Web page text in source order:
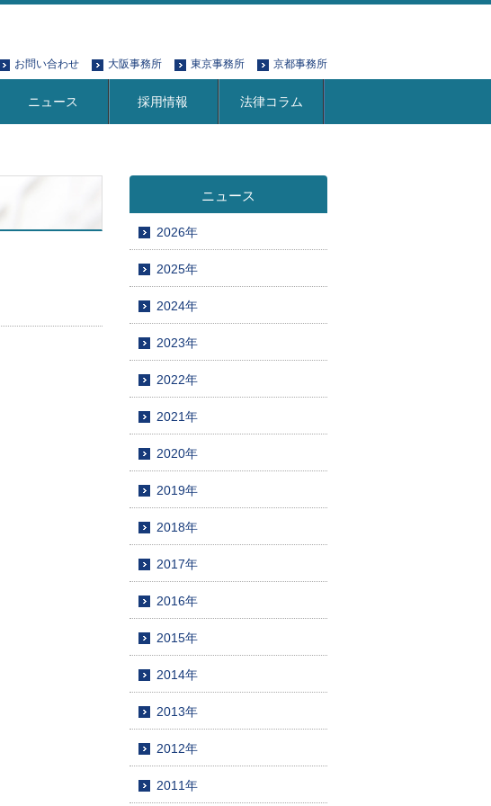
お問い合わせ 大阪事務所 東京事務所 京都事務所
ニュース 採用情報 法律コラム
ニュース
2026年
2025年
2024年
2023年
2022年
2021年
2020年
2019年
2018年
2017年
2016年
2015年
2014年
2013年
2012年
2011年